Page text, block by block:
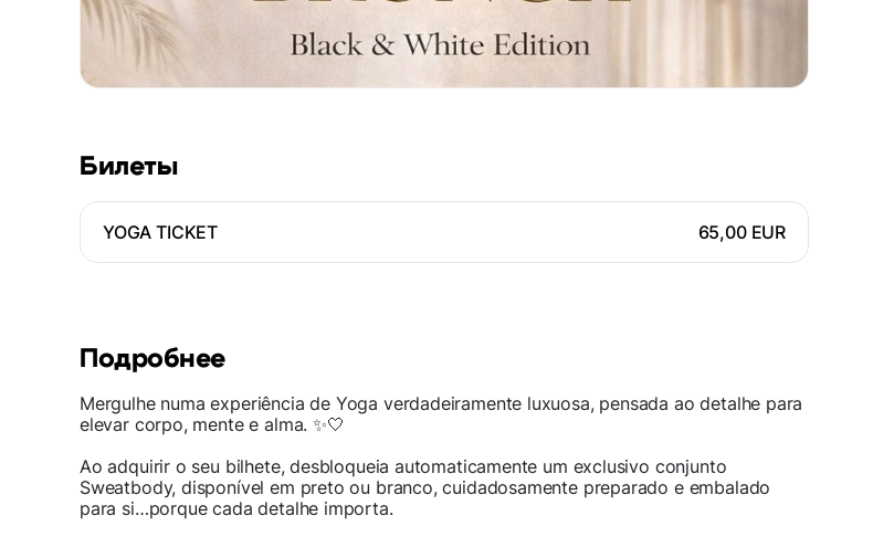
Билеты
YOGA TICKET 65,00 EUR
Подробнее
Mergulhe numa experiência de Yoga verdadeiramente luxuosa, pensada ao detalhe para
elevar corpo, mente e alma. ✨🤍
Ao adquirir o seu bilhete, desbloqueia automaticamente um exclusivo conjunto
Sweatbody, disponível em preto ou branco, cuidadosamente preparado e embalado
para si…porque cada detalhe importa.